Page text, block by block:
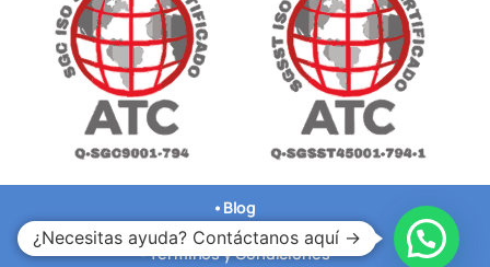
• Blog
•Aviso de Privaciad
•Terminos y Condiciones
¿Necesitas ayuda? Contáctanos aquí →